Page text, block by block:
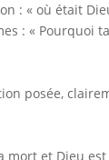
: « où était
: « Pourquoi
posée,
et Dieu est